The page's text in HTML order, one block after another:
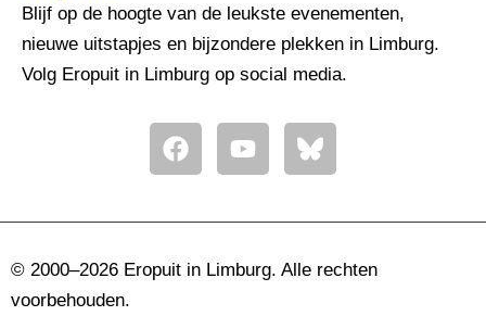
Blijf op de hoogte van de leukste evenementen,
nieuwe uitstapjes en bijzondere plekken in Limburg.
Volg Eropuit in Limburg op social media.
F
a
o
Y
o
b
© 2000–2026 Eropuit in Limburg. Alle rechten
voorbehouden.